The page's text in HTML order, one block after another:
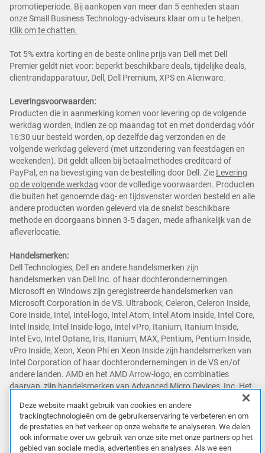
promotieperiode. Bij aankopen van meer dan 5 eenheden staan
onze Small Business Technology-adviseurs klaar om u te helpen.
Klik om te chatten.
Tot 5% extra korting en de beste online prijs van Dell met Dell
Premier geldt niet voor: beperkt beschikbare deals, tijdelijke deals,
clientrandapparatuur, Dell, Dell Premium, XPS en Alienware.
Leveringsvoorwaarden:
Producten die in aanmerking komen voor levering op de volgende
werkdag worden, indien ze op maandag tot en met donderdag vóór
16:30 uur besteld worden, op dezelfde dag verzonden en de
volgende werkdag geleverd (met uitzondering van feestdagen en
weekenden). Dit geldt alleen bij betaalmethodes creditcard of
PayPal, en na bevestiging van de bestelling door Dell. Zie Levering
op de volgende werkdag voor de volledige voorwaarden. Producten
die buiten het genoemde dag- en tijdsvenster worden besteld en alle
andere producten worden geleverd via de snelst beschikbare
methode en doorgaans binnen 3-5 dagen, mede afhankelijk van de
afleverlocatie.
Handelsmerken:
Dell Technologies, Dell en andere handelsmerken zijn
handelsmerken van Dell Inc. of haar dochterondernemingen.
Microsoft en Windows zijn geregistreerde handelsmerken van
Microsoft Corporation in de VS. Ultrabook, Celeron, Celeron Inside,
Core Inside, Intel, Intel-logo, Intel Atom, Intel Atom Inside, Intel Core,
Intel Inside, Intel Inside-logo, Intel vPro, Itanium, Itanium Inside,
Intel Evo, Intel Optane, Iris, Itanium, MAX, Pentium, Pentium Inside,
vPro Inside, Xeon, Xeon Phi en Xeon Inside zijn handelsmerken van
Intel Corporation of haar dochterondernemingen in de VS en/of
andere landen. AMD en het AMD Arrow-logo, en combinaties
daarvan, zijn handelsmerken van Advanced Micro Devices, Inc. Het
NVIDIA-logo, GeForce, GeForce RTX, GeForce RTX Super, GeForce
GTX, GeForce GTX Super, GRID, SHIELD, Battery Boost, Reflex,
DLSS, CUDA, FXAA, GameStream, G-SYNC, G-SYNC Ultimate,
NVLINK, ShadowPlay, SLI, TXAA, PhysX, GeForce Experience,
GeForce NOW, Maxwell, Pascal en Turing zijn handelsmerken en/of
Deze website maakt gebruik van cookies en andere
trackingtechnologieën om de gebruikerservaring te verbeteren en om
de prestaties en het verkeer op onze website te analyseren. We delen
ook informatie over uw gebruik van onze site met onze partners op het
gebied van sociale media, advertenties en analyses. Als we een